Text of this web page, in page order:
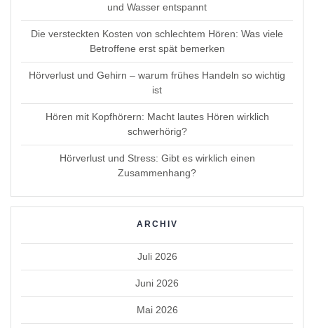
und Wasser entspannt
Die versteckten Kosten von schlechtem Hören: Was viele
Betroffene erst spät bemerken
Hörverlust und Gehirn – warum frühes Handeln so wichtig
ist
Hören mit Kopfhörern: Macht lautes Hören wirklich
schwerhörig?
Hörverlust und Stress: Gibt es wirklich einen
Zusammenhang?
ARCHIV
Juli 2026
Juni 2026
Mai 2026